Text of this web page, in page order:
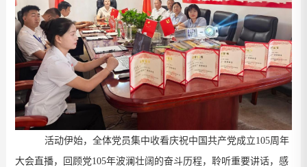
活动伊始，全体党员集中收看庆祝中国共产党成立105周年
大会直播，回顾党105年波澜壮阔的奋斗历程， 聆听重要讲话，感